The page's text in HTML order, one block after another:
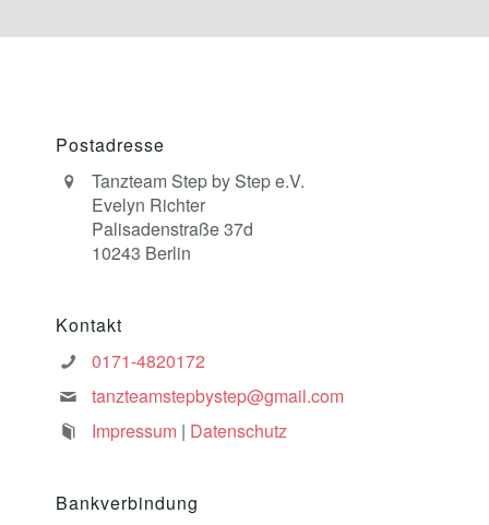
Postadresse
Tanzteam Step by Step e.V.
Evelyn Richter
Palisadenstraße 37d
10243 Berlin
Kontakt
0171-4820172
tanzteamstepbystep@gmail.com
Impressum | Datenschutz
Bankverbindung